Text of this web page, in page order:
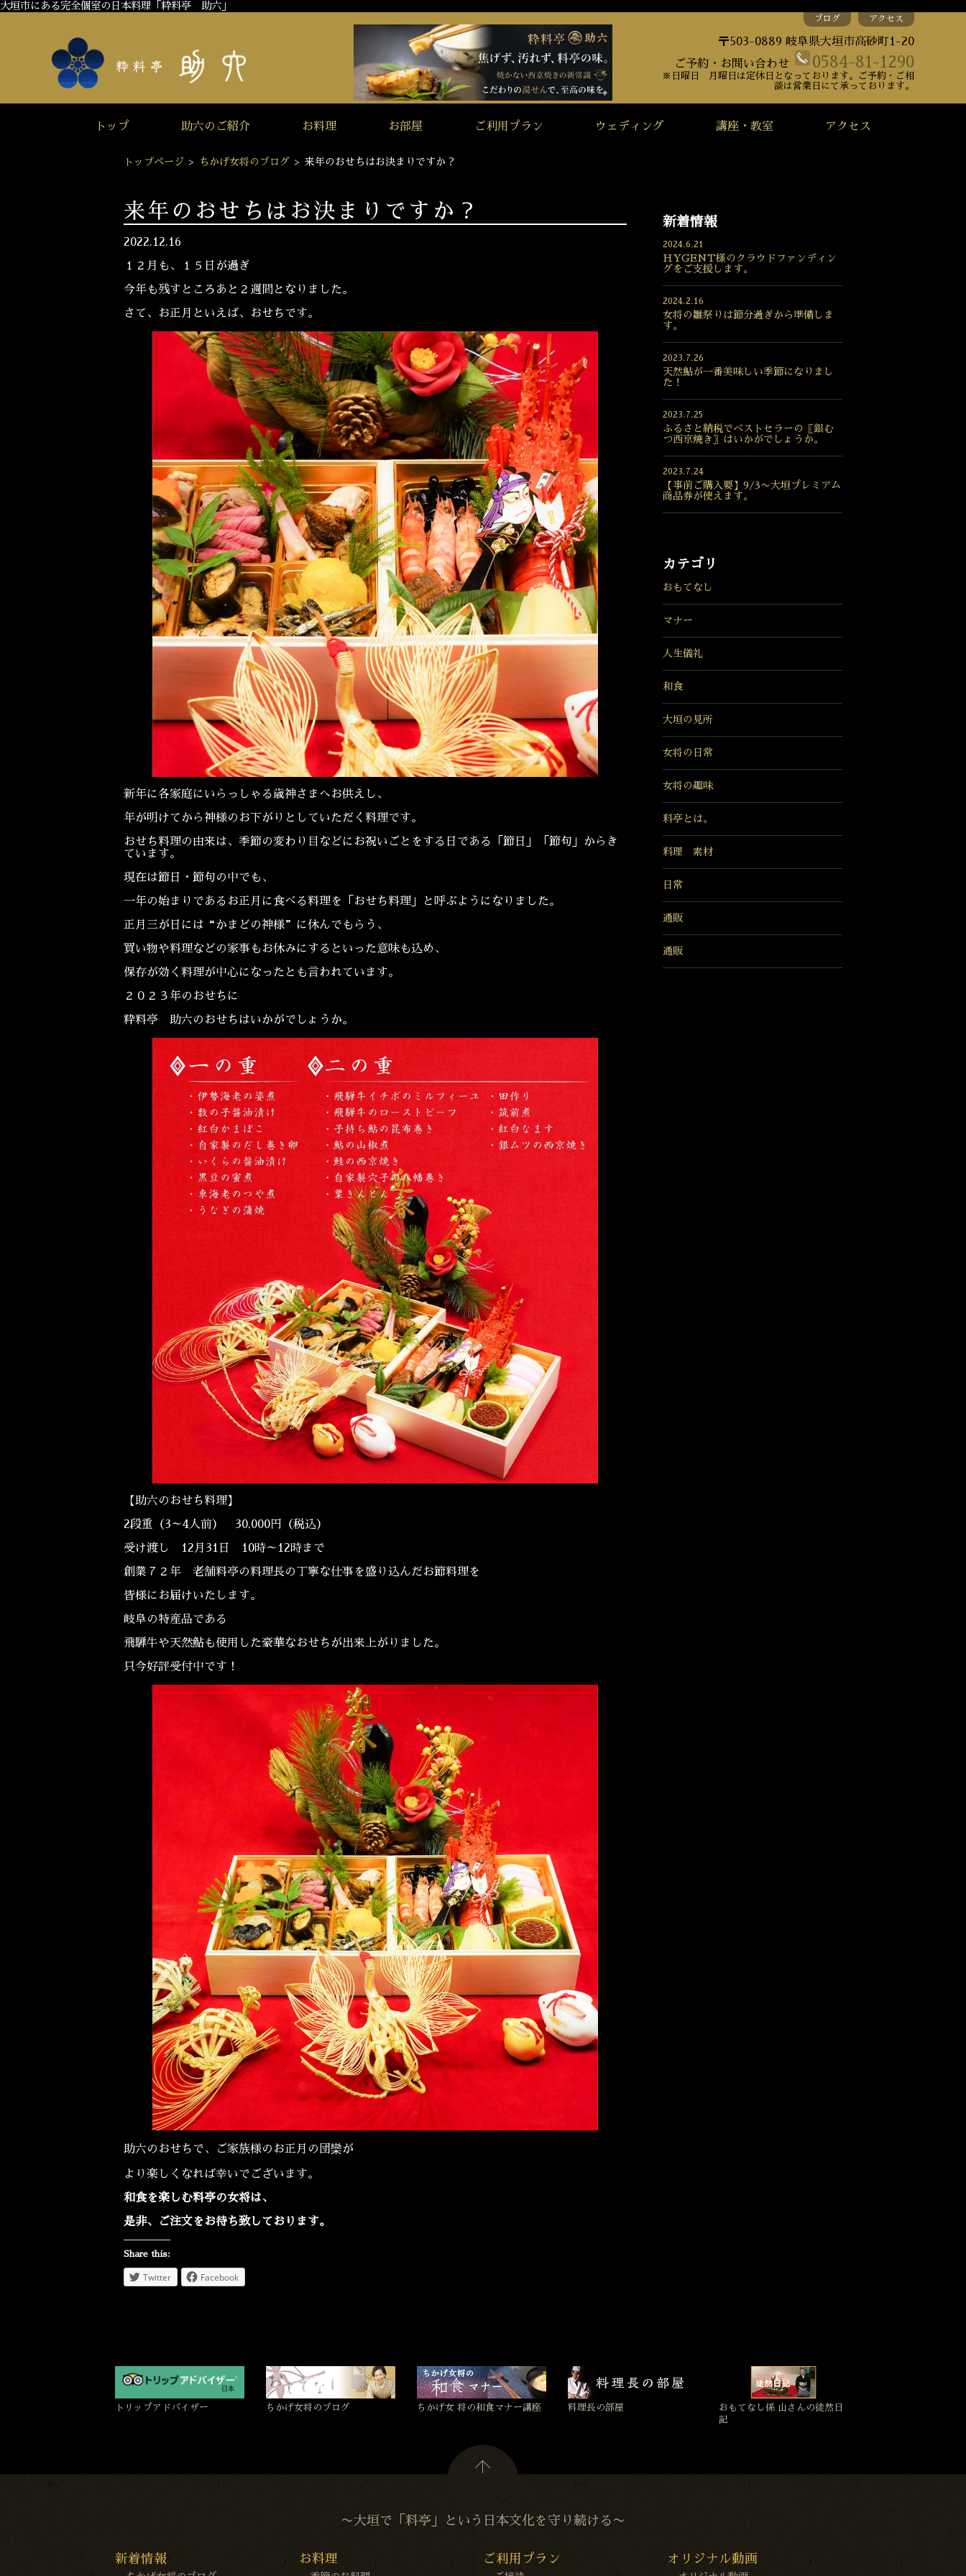
大垣市にある完全個室の日本料理「粋料亭 助六」
ブログ アクセス
〒503-0889 岐阜県大垣市高砂町1-20
ご予約・お問い合わせ
0584-81-1290
※日曜日 月曜日は定休日となっております。ご予約・ご相
談は営業日にて承っております。
トップ 助六のご紹介 お料理 お部屋 ご利用プラン ウェディング 講座・教室 アクセス
トップページ > ちかげ女将のブログ > 来年のおせちはお決まりですか？
来年のおせちはお決まりですか？
2022.12.16
１２月も、１５日が過ぎ
今年も残すところあと２週間となりました。
さて、お正月といえば、おせちです。
新年に各家庭にいらっしゃる歳神さまへお供えし、
年が明けてから神様のお下がりとしていただく料理です。
おせち料理の由来は、季節の変わり目などにお祝いごとをする日である「節日」「節句」からき
ています。
現在は節日・節句の中でも、
一年の始まりであるお正月に食べる料理を「おせち料理」と呼ぶようになりました。
正月三が日には“かまどの神様”に休んでもらう、
買い物や料理などの家事もお休みにするといった意味も込め、
保存が効く料理が中心になったとも言われています。
２０２３年のおせちに
粋料亭 助六のおせちはいかがでしょうか。
【助六のおせち料理】
2段重（3～4人前） 30,000円（税込）
受け渡し 12月31日 10時～12時まで
創業７２年 老舗料亭の料理長の丁寧な仕事を盛り込んだお節料理を
皆様にお届けいたします。
岐阜の特産品である
飛騨牛や天然鮎も使用した豪華なおせちが出来上がりました。
只今好評受付中です！
助六のおせちで、ご家族様のお正月の団欒が
より楽しくなれば幸いでございます。
和食を楽しむ料亭の女将は、
是非、ご注文をお待ち致しております。
Share this:
Twitter Facebook
新着情報
2024.6.21
HYGENT様のクラウドファンディン
グをご支援します。
2024.2.16
女将の雛祭りは節分過ぎから準備しま
す。
2023.7.26
天然鮎が一番美味しい季節になりまし
た！
2023.7.25
ふるさと納税でベストセラーの〖銀む
つ西京焼き〗はいかがでしょうか。
2023.7.24
【事前ご購入要】9/3〜大垣プレミアム
商品券が使えます。
カテゴリ
おもてなし
マナー
人生儀礼
和食
大垣の見所
女将の日常
女将の趣味
料亭とは。
料理 素材
日常
通販
通販
トリップアドバイザー ちかげ女将のブログ ちかげ女 将の和食マナー講座 料理長の部屋
おもてなし係 山さんの徒然日
記
〜大垣で「料亭」という日本文化を守り続ける〜
新着情報 お料理 ご利用プラン オリジナル動画